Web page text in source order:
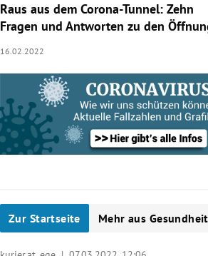
Raus aus dem Corona-Tunnel: Zehn
Fragen und Antworten zu den
16.02.2022
Zur Startseite Mehr aus Gesundheit